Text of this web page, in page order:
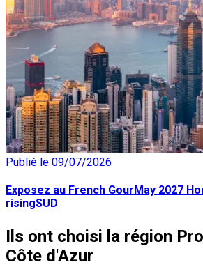
Publié le 09/07/2026
Exposez au French GourMay 2027
risingSUD
Ils ont choisi la région
Côte d'Azur